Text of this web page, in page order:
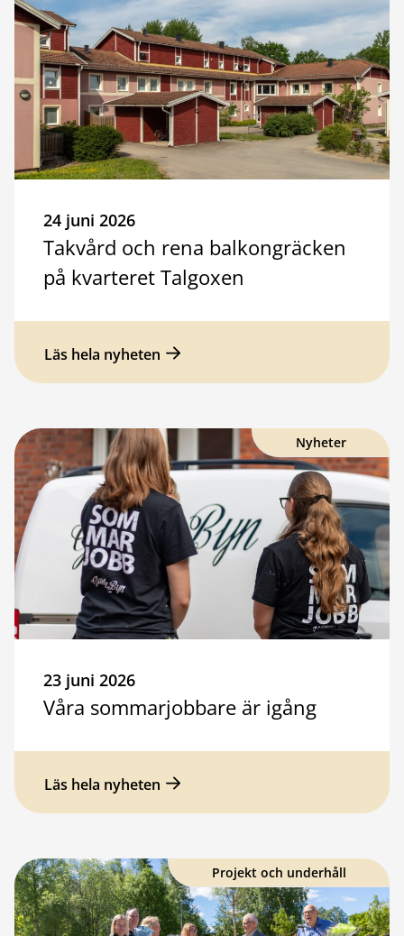
24 juni 2026
Takvård och rena balkongräcken
på kvarteret Talgoxen
Läs hela nyheten
Nyheter
23 juni 2026
Våra sommarjobbare är igång
Läs hela nyheten
Projekt och underhåll